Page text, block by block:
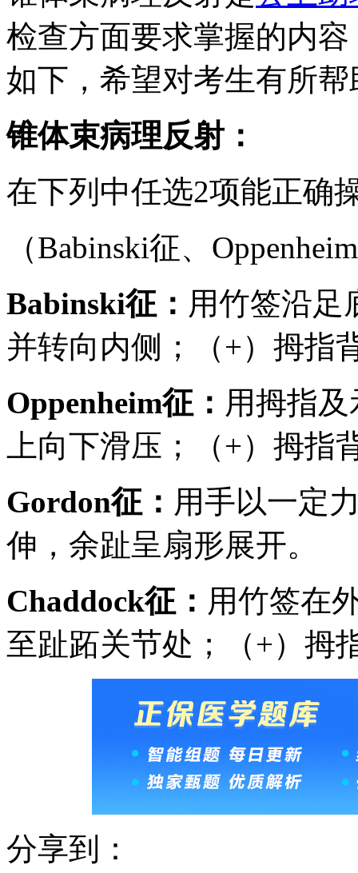
检查方面要求掌握的内
如下，希望对考生有所帮
锥体束病理反射：
在下列中任选2项能正确
（Babinski征、
Babinski征： 用竹签沿足
并转向内侧；（+）拇指
Oppenheim征： 用拇指
上向下滑压；（+）拇
Gordon征： 用手以一定
伸，余趾呈扇形展开。
Chaddock征： 用竹签在
至趾跖关节处；（+）拇
分享到：